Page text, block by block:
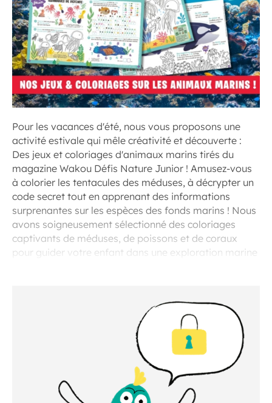
Pour les vacances d'été, nous vous proposons une
activité estivale qui mêle créativité et découverte :
Des jeux et coloriages d'animaux marins tirés du
magazine Wakou Défis Nature Junior ! Amusez-vous
à colorier les tentacules des méduses, à décrypter un
code secret tout en apprenant des informations
surprenantes sur les espèces des fonds marins ! Nous
avons soigneusement sélectionné des coloriages
captivants de méduses, de poissons et de coraux
pour guider votre enfant dans une exploration marine